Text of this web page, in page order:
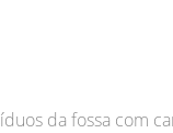
da fossa com